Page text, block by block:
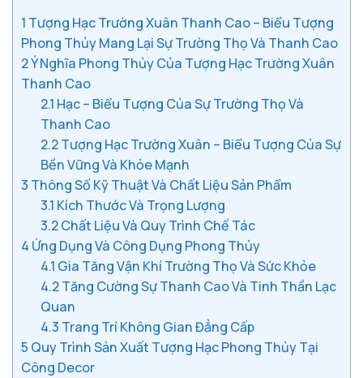
1 Tượng Hạc Trường Xuân Thanh Cao – Biểu Tượng
Phong Thủy Mang Lại Sự Trường Thọ Và Thanh Cao
2Ý Nghĩa Phong Thủy Của Tượng Hạc Trường Xuân
Thanh Cao
2.1 Hạc – Biểu Tượng Của Sự Trường Thọ Và
Thanh Cao
2.2Tượng Hạc Trường Xuân – Biểu Tượng Của Sự
Bền Vững Và Khỏe Mạnh
3 Thông Số Kỹ Thuật Và Chất Liệu Sản Phẩm
3.1 Kích Thước Và Trọng Lượng
3.2Chất Liệu Và Quy Trình Chế Tác
4 Ứng Dụng Và Công Dụng Phong Thủy
4.1 Gia Tăng Vận Khí Trường Thọ Và Sức Khỏe
4.2Tăng Cường Sự Thanh Cao Và Tinh Thần Lạc
Quan
4.3 Trang Trí Không Gian Đẳng Cấp
5 Quy Trình Sản Xuất Tượng Hạc Phong Thủy Tại
Công Decor